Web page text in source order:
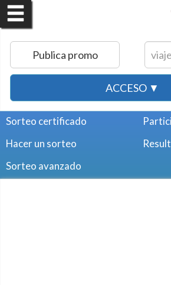
Publica promo
ACCESO ▼
Sorteo certificado
Hacer un sorteo
Sorteo avanzado